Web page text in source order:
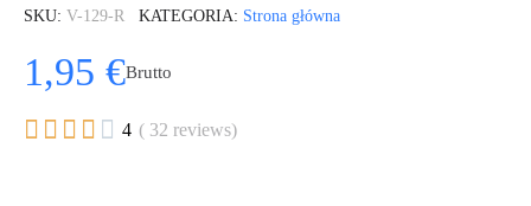
SKU V-129-R KATEGORIA Strona główna
1,95 €Brutto
     4 ( 32 reviews)